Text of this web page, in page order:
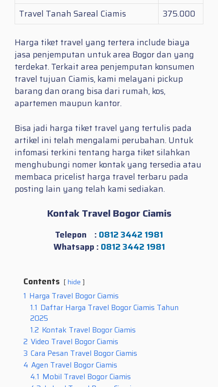
Travel Tanah Sareal Ciamis
375.000
Harga tiket travel yang tertera include biaya
jasa penjemputan untuk area Bogor dan yang
terdekat. Terkait area penjemputan konsumen
travel tujuan Ciamis, kami melayani pickup
barang dan orang bisa dari rumah, kos,
apartemen maupun kantor.
Bisa jadi harga tiket travel yang tertulis pada
artikel ini telah mengalami perubahan. Untuk
infomasi terkini tentang harga tiket silahkan
menghubungi nomer kontak yang tersedia atau
membaca pricelist harga travel terbaru pada
posting lain yang telah kami sediakan.
Kontak Travel Bogor Ciamis
Telepon : 0812 3442 1981
Whatsapp : 0812 3442 1981
Contents hide
1 Harga Travel Bogor Ciamis
1.1 Daftar Harga Travel Bogor Ciamis Tahun
2025
1.2 Kontak Travel Bogor Ciamis
2 Video Travel Bogor Ciamis
3 Cara Pesan Travel Bogor Ciamis
4 Agen Travel Bogor Ciamis
4.1 Mobil Travel Bogor Ciamis